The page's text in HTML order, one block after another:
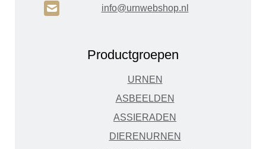
H info@urnwebshop.nl
Productgroepen
URNEN
ASBEELDEN
ASSIERADEN
DIERENURNEN